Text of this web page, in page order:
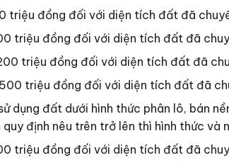
triệu đồng đối với diện tích đất đã
triệu đồng đối với diện tích đất đã
triệu đồng đối với diện tích đất đã
triệu đồng đối với diện tích đất đã
dụng đất dưới hình thức phân lô, bán
định nêu trên trở lên thì hình thức và
triệu đồng đối với diện tích đất đã